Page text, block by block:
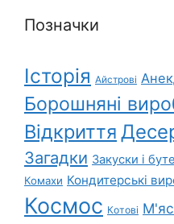
Позначки
Історія Айстрові
Борошняні
Відкриття
Загадки Закуски і
Комахи Кондитерські
Космос Котові